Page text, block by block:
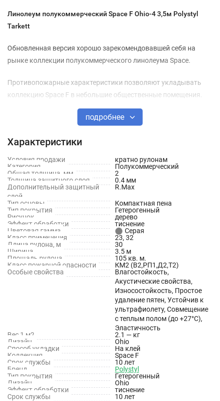
Линолеум полукоммерческий Space F Ohio-4 3,5м Polystyl
Tarkett
Обновленная версия хорошо зарекомендовавшей себя на
рынке коллекции полукоммерческого линолеума Space.
Противопожарные характеристики позволяют укладывать
коллекцию Space F в небольшие общественные помещения.
Благодаря высокой толщине транспарентного слоя коллекция
воздействию ножек мебели и каблуков, а дополнительный
слой лака Rmax препятствует впитыванию загрязнений и
облегчает уборку.
Особенности
Высокая износостойкость
Хорошая устойчивость к ножкам мебели и каблукам
Легкость в уходе благодаря защитному лаку RMax
Технические характеристики
Основа: Компактная пена
Дополнительное защитное покрытие: R.Max
Класс пожарной опасности: КМ2
Класс применения для жилых помещений: 23
подробнее
Характеристики
Условия продажи
кратно рулонам
Категория
Полукоммерческий
Общая толщина, мм
2
Толщина защитного слоя
0.4 мм
Дополнительный защитный
слой
R.Max
Тип основы
Компактная пена
Тип покрытия
Гетерогенный
Рисунок
дерево
Эффект обработки
тиснение
Цветовая гамма
Серая
Класс применения
23, 32
Длина рулона, м
30
Ширина
3.5 м
Площадь рулона
105 кв. м.
Класс пожарной опасности
КМ2 (В2,РП1,Д2,Т2)
Особые свойства
Влагостойкость,
Акустические свойства,
Износостойкость, Простое
удаление пятен, Устойчив к
ультрафиолету, Совмещение
с теплым полом (до +27°С),
Эластичность
Вес 1 м2
2.1 — кг
Дизайн
Ohio
Способ укладки
На клей
Коллекция
Space F
Срок службы
10 лет
Бренд
Polystyl
Тип покрытия
Гетерогенный
Дизайн
Ohio
Эффект обработки
тиснение
Срок службы
10 лет